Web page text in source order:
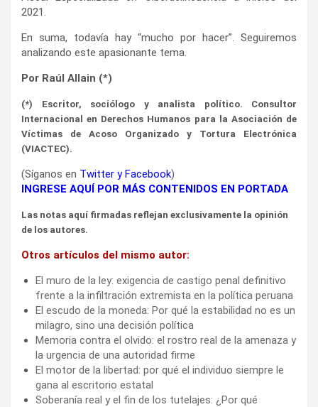
2021.
En suma, todavía hay “mucho por hacer”. Seguiremos
analizando este apasionante tema.
Por Raúl Allain (*)
(*) Escritor, sociólogo y analista político. Consultor
Internacional en Derechos Humanos para la Asociación de
Víctimas de Acoso Organizado y Tortura Electrónica
(VIACTEC).
(Síganos en Twitter yFacebook)
INGRESE AQUÍ POR MÁS CONTENIDOS EN PORTADA
Las notas aquí firmadas reflejan exclusivamente la opinión
de los autores.
Otros artículos del mismo autor:
El muro de la ley: exigencia de castigo penal definitivo
frente a la infiltración extremista en la política peruana
El escudo de la moneda: Por qué la estabilidad no es un
milagro, sino una decisión política
Memoria contra el olvido: el rostro real de la amenaza y
la urgencia de una autoridad firme
El motor de la libertad: por qué el individuo siempre le
gana al escritorio estatal
Soberanía real y el fin de los tutelajes: ¿Por qué